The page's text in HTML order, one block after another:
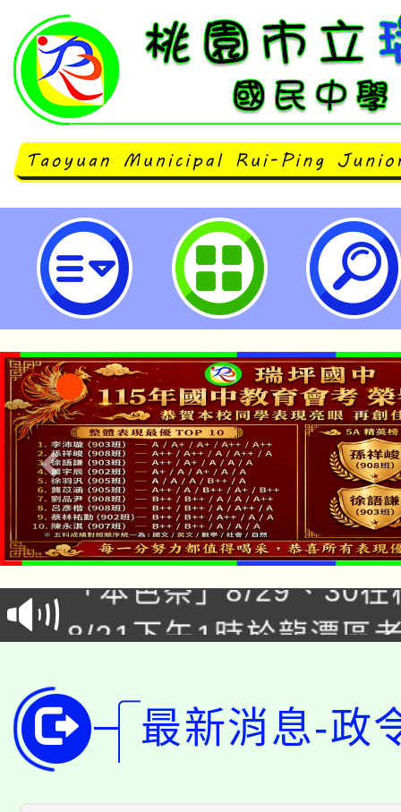
腸病毒宣導-桃園市立瑞坪國民中學
公告本校115學年度第
代理(課)教師甄選結果
告(尚有缺額)
「本色祭」8/29、30在
場熱烈登場!
8/21下午1時於龍潭區
局官網。
8月14至27日，桃園電
開!
115年桃園市運動會8/
桃園市低收入戶享有免
最新消息-政